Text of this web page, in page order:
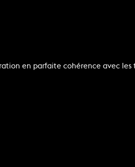
en parfaite cohérence avec les